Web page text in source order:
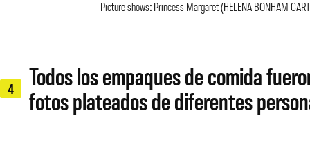
Picture shows: Princess Margaret (HELENA BONHAM
4
Todos los empaques de comida
fotos plateados de diferentes